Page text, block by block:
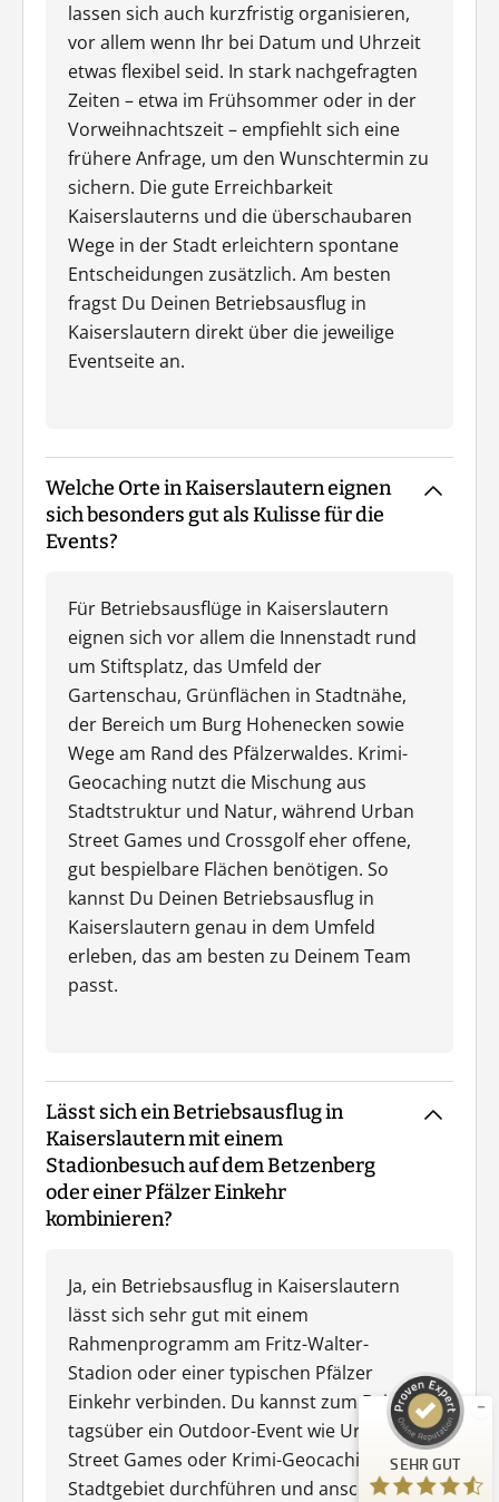
lassen sich auch kurzfristig organisieren,
vor allem wenn Ihr bei Datum und Uhrzeit
etwas flexibel seid. In stark nachgefragten
Zeiten – etwa im Frühsommer oder in der
Vorweihnachtszeit – empfiehlt sich eine
frühere Anfrage, um den Wunschtermin zu
sichern. Die gute Erreichbarkeit
Kaiserslauterns und die überschaubaren
Wege in der Stadt erleichtern spontane
Entscheidungen zusätzlich. Am besten
fragst Du Deinen Betriebsausflug in
Kaiserslautern direkt über die jeweilige
Eventseite an.
Welche Orte in Kaiserslautern eignen
sich besonders gut als Kulisse für die
Events?
Für Betriebsausflüge in Kaiserslautern
eignen sich vor allem die Innenstadt rund
um Stiftsplatz, das Umfeld der
Gartenschau, Grünflächen in Stadtnähe,
der Bereich um Burg Hohenecken sowie
Wege am Rand des Pfälzerwaldes. Krimi-
Geocaching nutzt die Mischung aus
Stadtstruktur und Natur, während Urban
Street Games und Crossgolf eher offene,
gut bespielbare Flächen benötigen. So
kannst Du Deinen Betriebsausflug in
Kaiserslautern genau in dem Umfeld
erleben, das am besten zu Deinem Team
passt.
Lässt sich ein Betriebsausflug in
Kaiserslautern mit einem
Stadionbesuch auf dem Betzenberg
oder einer Pfälzer Einkehr
kombinieren?
Ja, ein Betriebsausflug in Kaiserslautern
lässt sich sehr gut mit einem
Rahmenprogramm am Fritz-Walter-
Stadion oder einer typischen Pfälzer
Einkehr verbinden. Du kannst zum Beispiel
tagsüber ein Outdoor-Event wie Urban
Street Games oder Krimi-Geocaching im
Stadtgebiet durchführen und anschließend
SEHR GUT
Guiders Events
Empfehlungen auf
ProvenExpert.com
SEHR GUT
5,00
23
Bewertungen auf ProvenExpert.com